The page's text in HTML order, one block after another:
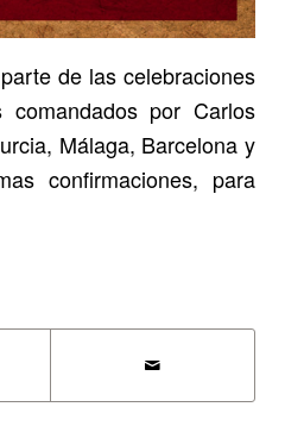
de las celebraciones
por Carlos
Málaga, Barcelona y
confirmaciones, para